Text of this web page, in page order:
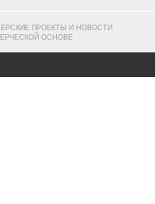
ПРОЕКТЫ И НОВОСТИ
ОСНОВЕ